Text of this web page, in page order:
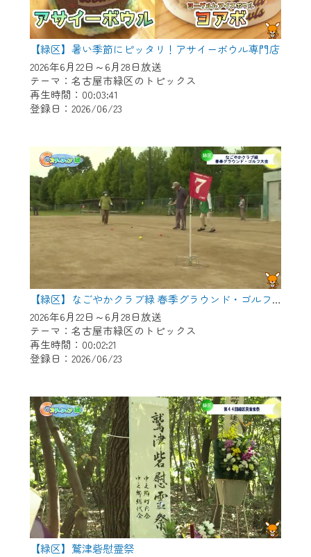
【緑区】暑い季節にピッタリ！アサイーボウル専門店
2026年6月22日～6月28日放送
テーマ：名古屋市緑区のトピックス
再生時間：00:03:41
登録日：2026/06/23
【緑区】なごやかクラブ緑 春季グラウンド・ゴルフ大会
2026年6月22日～6月28日放送
テーマ：名古屋市緑区のトピックス
再生時間：00:02:21
登録日：2026/06/23
【緑区】鷲津砦慰霊祭